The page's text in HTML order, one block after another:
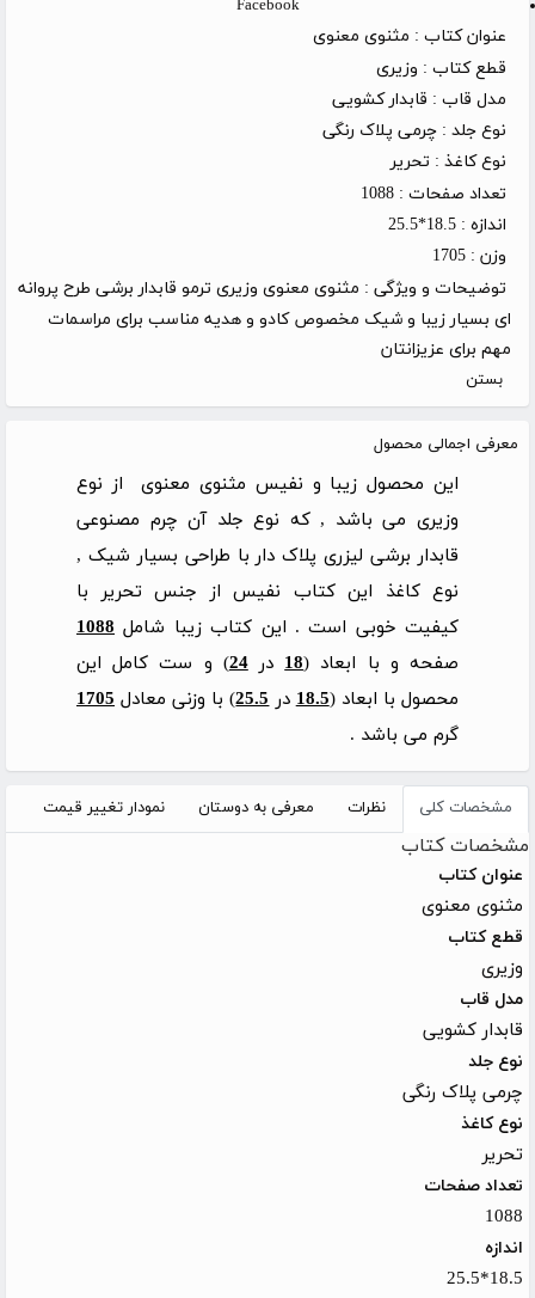
Facebook
عنوان کتاب : مثنوی معنوی
قطع کتاب : وزیری
مدل قاب : قابدار کشویی
نوع جلد : چرمی پلاک رنگی
نوع کاغذ : تحریر
تعداد صفحات : 1088
اندازه : 18.5*25.5
وزن : 1705
توضیحات و ویژگی : مثنوی معنوی وزیری ترمو قابدار برشی طرح پروانه
ای بسیار زیبا و شیک مخصوص کادو و هدیه مناسب برای مراسمات
مهم برای عزیزانتان
بستن
معرفی اجمالی محصول
این محصول زیبا و نفیس مثنوی معنوی از نوع
وزیری می باشد , که نوع جلد آن چرم مصنوعی
قابدار برشی لیزری پلاک دار با طراحی بسیار شیک ,
نوع کاغذ این کتاب نفیس از جنس تحریر با
کیفیت خوبی است . این کتاب زیبا شامل 1088
صفحه و با ابعاد (18در24) و ست کامل این
محصول با ابعاد (18.5در25.5) با وزنی معادل 1705
گرم می باشد .
مشخصات کلی نظرات معرفی به دوستان نمودار تغییر قیمت
مشخصات کتاب
عنوان کتاب
مثنوی معنوی
قطع کتاب
وزیری
مدل قاب
قابدار کشویی
نوع جلد
چرمی پلاک رنگی
نوع کاغذ
تحریر
تعداد صفحات
1088
اندازه
18.5*25.5